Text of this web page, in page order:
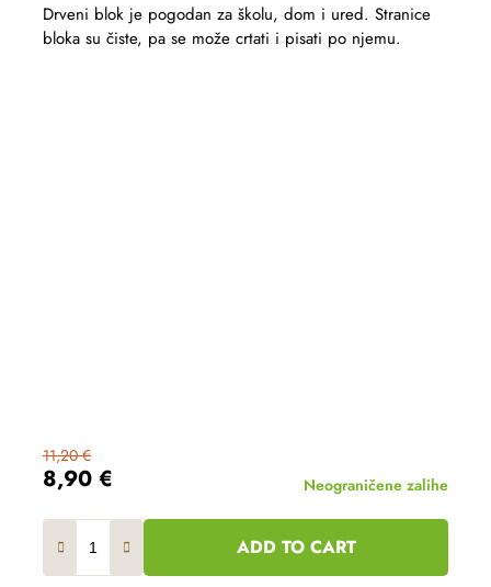
8,90 €
11,20 €
Neograničene zalihe
ADD TO CART
Drveni blok je pogodan za školu, dom i ured. Stranice
bloka su čiste, pa se može crtati i pisati po njemu.